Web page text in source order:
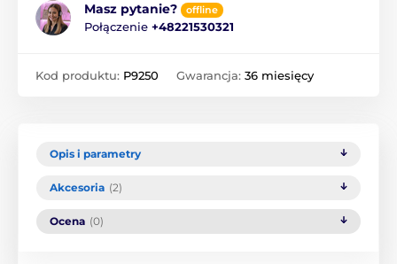
Masz pytanie? offline
Połączenie +48221530321
Kod produktu: P9250 Gwarancja: 36 miesięcy
Opis i parametry
Akcesoria (2)
Ocena (0)